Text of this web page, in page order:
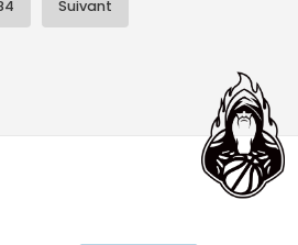
Suivant